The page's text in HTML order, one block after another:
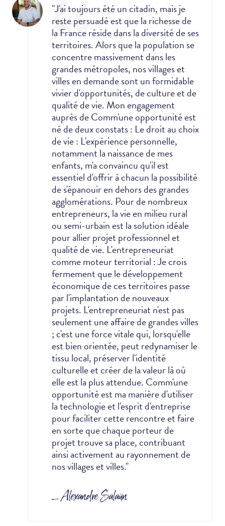
"J'ai toujours été un citadin, mais je
reste persuadé est que la richesse de
la France réside dans la diversité de ses
territoires. Alors que la population se
concentre massivement dans les
grandes métropoles, nos villages et
villes en demande sont un formidable
vivier d'opportunités, de culture et de
qualité de vie. Mon engagement
auprès de Comm'une opportunité est
né de deux constats : Le droit au choix
de vie : L'expérience personnelle,
notamment la naissance de mes
enfants, m'a convaincu qu'il est
essentiel d'offrir à chacun la possibilité
de s'épanouir en dehors des grandes
agglomérations. Pour de nombreux
entrepreneurs, la vie en milieu rural
ou semi-urbain est la solution idéale
pour allier projet professionnel et
qualité de vie. L'entrepreneuriat
comme moteur territorial : Je crois
fermement que le développement
économique de ces territoires passe
par l'implantation de nouveaux
projets. L'entrepreneuriat n'est pas
seulement une affaire de grandes villes
; c'est une force vitale qui, lorsqu'elle
est bien orientée, peut redynamiser le
tissu local, préserver l'identité
culturelle et créer de la valeur là où
elle est la plus attendue. Comm'une
opportunité est ma manière d'utiliser
la technologie et l'esprit d'entreprise
pour faciliter cette rencontre et faire
en sorte que chaque porteur de
projet trouve sa place, contribuant
ainsi activement au rayonnement de
nos villages et villes."
_ Alexandre Salaün